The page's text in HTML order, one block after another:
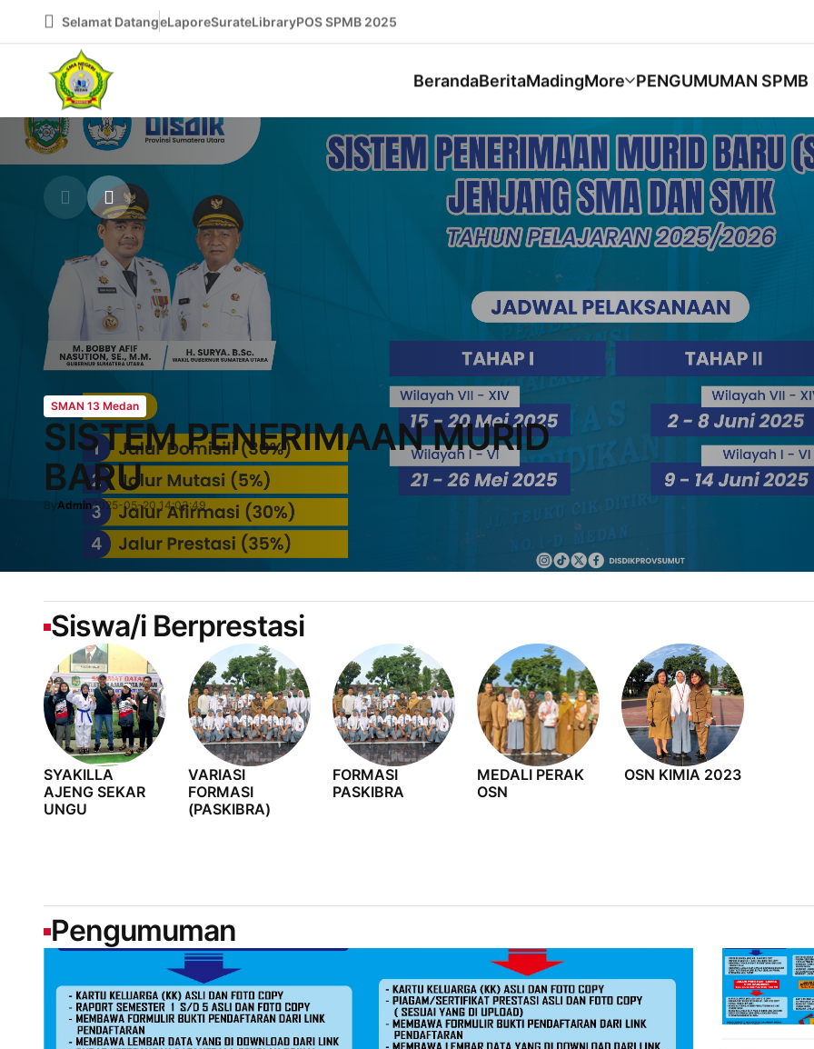
Selamat DatangeLaporeSurateLibraryPOS SPMB 2025
BerandaBeritaMadingMore PENGUMUMAN SPMB
SMAN 13 Medan
SISTEM PENERIMAAN MURID
BARU
ByAdmin2025-05-20 14:03:49
SMAN 13 Medan
2024-09-11 22:54:47
Siswa/i Berprestasi
SYAKILLA
AJENG SEKAR
UNGU
VARIASI
FORMASI
(PASKIBRA)
FORMASI
PASKIBRA
MEDALI PERAK
OSN
OSN KIMIA 2023
Pengumuman